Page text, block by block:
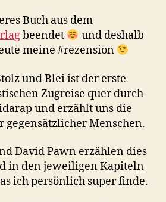
Buch aus dem
beendet
und deshalb
meine #rezension
und Blei ist der erste
Zugreise quer durch
und erzählt uns die
gegensätzlicher Menschen.
David Pawn erzählen dies
in den jeweiligen Kapiteln
ich persönlich super finde.